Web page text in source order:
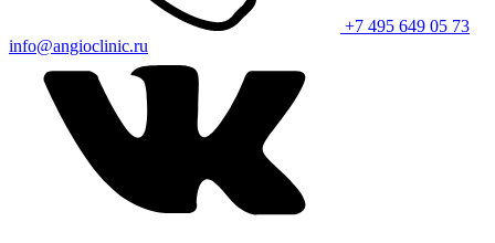
+7 495 649 05 73
info@angioclinic.ru